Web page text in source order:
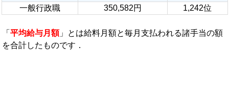
一般行政職
350,582円 1,242位
「 平均給与月額」とは給料月額と毎月支払われる諸手当の額
を合計したものです．